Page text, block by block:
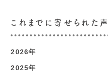
これまでに寄せられた声
2026年
2025年